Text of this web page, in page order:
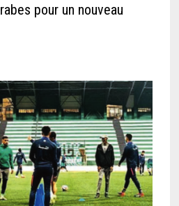
pour un nouveau